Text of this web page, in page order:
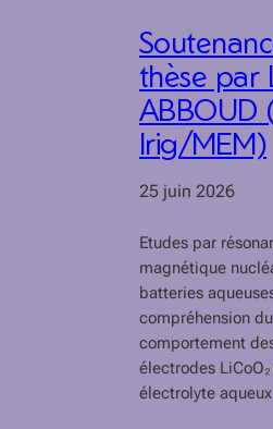
thèse par
ABBOUD
Irig/MEM)
25 juin 2026
Etudes par
magnétique
batteries
compréhension du
comportement
électrodes
électrolyte aqueux